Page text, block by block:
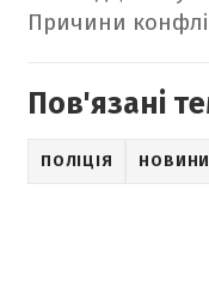
Причини
Пов'язані
ПОЛІЦІЯ